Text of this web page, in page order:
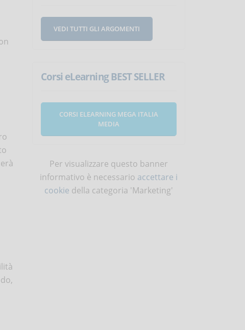
VEDI TUTTI GLI ARGOMENTI
Corsi eLearning BEST SELLER
CORSI ELEARNING MEGA ITALIA
MEDIA
Per visualizzare questo banner
informativo è necessario accettare i
cookie della categoria 'Marketing'